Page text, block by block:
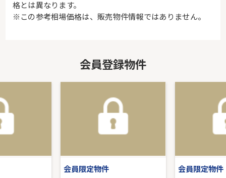
格とは異なります。
※この参考相場価格は、販売物件情報ではありません。
会員登録物件
会員限定物件 会員限定物件